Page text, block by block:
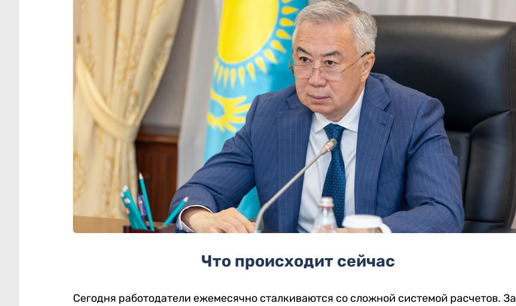
Что происходит сейчас
Сегодня работодатели ежемесячно сталкиваются со сложной системой расчетов. За